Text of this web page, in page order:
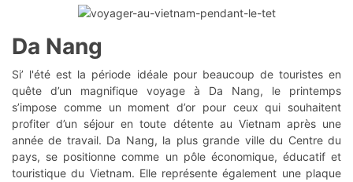
Da Nang
Si’ l'été est la période idéale pour beaucoup de touristes en
quête d’un magnifique voyage à Da Nang, le printemps
s’impose comme un moment d’or pour ceux qui souhaitent
profiter d’un séjour en toute détente au Vietnam après une
année de travail. Da Nang, la plus grande ville du Centre du
pays, se positionne comme un pôle économique, éducatif et
touristique du Vietnam. Elle représente également une plaque